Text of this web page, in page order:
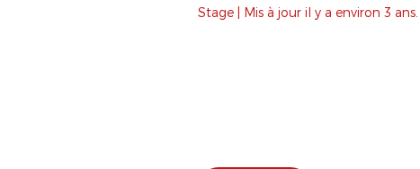
Stage | Mis à jour il y a environ 3 ans.